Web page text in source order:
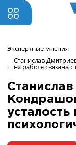
Экспертные мнения
Станислав
на работе связана
усталость